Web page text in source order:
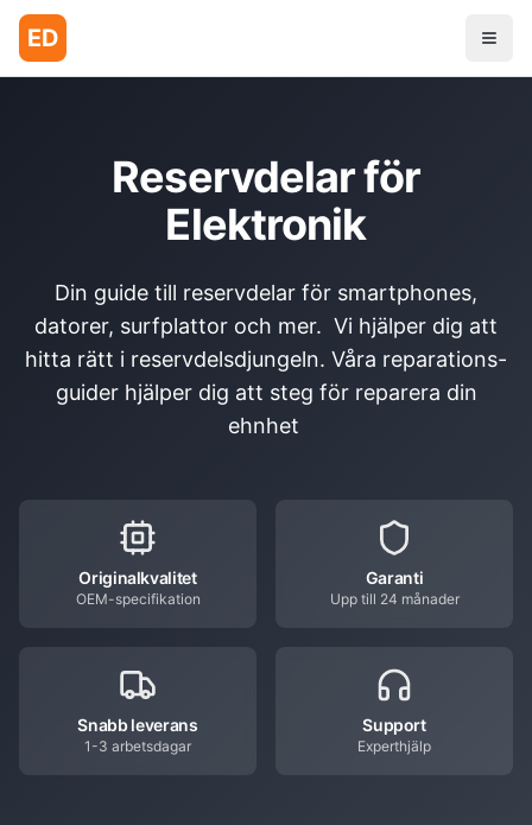
ED
Reservdelar för
Elektronik
Din guide till reservdelar för smartphones,
datorer, surfplattor och mer. Vi hjälper dig att
hitta rätt i reservdelsdjungeln. Våra reparations-
guider hjälper dig att steg för reparera din
ehnhet
Originalkvalitet
OEM-specifikation
Garanti
Upp till 24 månader
Snabb leverans
1-3 arbetsdagar
Support
Experthjälp